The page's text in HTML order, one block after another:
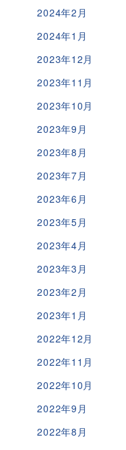
2024年2月
2024年1月
2023年12月
2023年11月
2023年10月
2023年9月
2023年8月
2023年7月
2023年6月
2023年5月
2023年4月
2023年3月
2023年2月
2023年1月
2022年12月
2022年11月
2022年10月
2022年9月
2022年8月